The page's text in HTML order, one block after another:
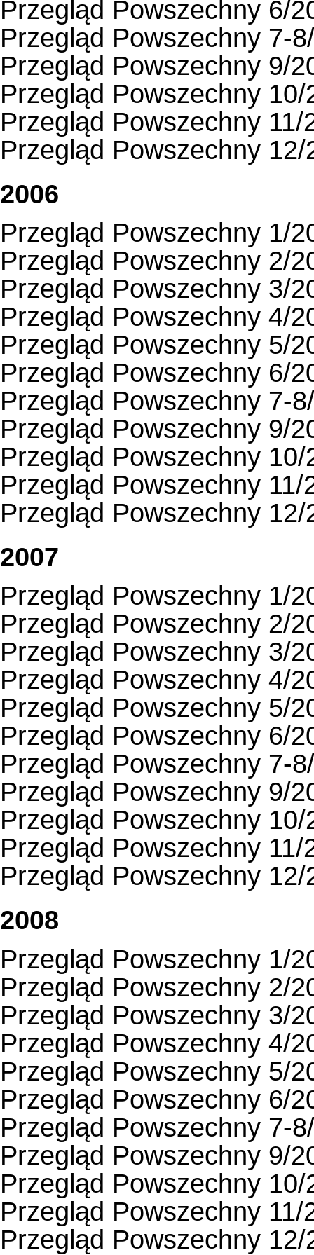
Przegląd Powszechny 6/
Przegląd Powszechny 7-
Przegląd Powszechny 9/
Przegląd Powszechny 10/
Przegląd Powszechny 11/
Przegląd Powszechny 12/
2006
Przegląd Powszechny 1/
Przegląd Powszechny 2/
Przegląd Powszechny 3/
Przegląd Powszechny 4/
Przegląd Powszechny 5/
Przegląd Powszechny 6/
Przegląd Powszechny 7-
Przegląd Powszechny 9/
Przegląd Powszechny 10/
Przegląd Powszechny 11/
Przegląd Powszechny 12/
2007
Przegląd Powszechny 1/
Przegląd Powszechny 2/
Przegląd Powszechny 3/
Przegląd Powszechny 4/
Przegląd Powszechny 5/
Przegląd Powszechny 6/
Przegląd Powszechny 7-
Przegląd Powszechny 9/
Przegląd Powszechny 10/
Przegląd Powszechny 11/
Przegląd Powszechny 12/
2008
Przegląd Powszechny 1/
Przegląd Powszechny 2/
Przegląd Powszechny 3/
Przegląd Powszechny 4/
Przegląd Powszechny 5/
Przegląd Powszechny 6/
Przegląd Powszechny 7-
Przegląd Powszechny 9/
Przegląd Powszechny 10/
Przegląd Powszechny 11/
Przegląd Powszechny 12/